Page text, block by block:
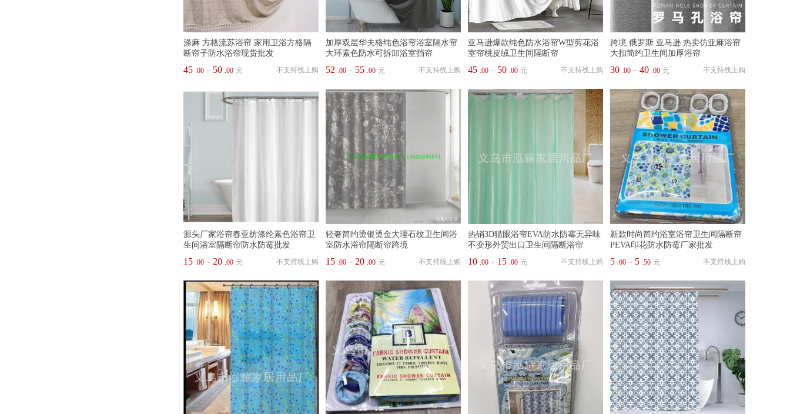
涤麻 方格流苏浴帘 家用卫浴方格隔
断帘子防水浴帘现货批发
45 .00 ~ 50 .00 元 不支持线上购
加厚双层华夫格纯色浴帘浴室隔水帘
大环素色防水可拆卸浴室挡帘
52 .00 ~ 55 .00 元 不支持线上购
亚马逊爆款纯色防水浴帘W型剪花浴
室帘桃皮绒卫生间隔断帘
45 .00 ~ 50 .00 元 不支持线上购
跨境 俄罗斯 亚马逊 热卖仿亚麻浴帘
大扣简约卫生间加厚浴帘
30 .00 ~ 40 .00 元 不支持线上购
源头厂家浴帘春亚纺涤纶素色浴帘卫
生间浴室隔断帘防水防霉批发
15 .00 ~ 20 .00 元 不支持线上购
轻奢简约烫银烫金大理石纹卫生间浴
室防水浴帘隔断帘跨境
15 .00 ~ 20 .00 元 不支持线上购
热销3D猫眼浴帘EVA防水防霉无异味
不变形外贸出口卫生间隔断浴帘
10 .00 ~ 15 .00 元 不支持线上购
新款时尚简约浴室浴帘卫生间隔断帘
PEVA印花防水防霉厂家批发
5 .00 ~ 5 .50 元 不支持线上购